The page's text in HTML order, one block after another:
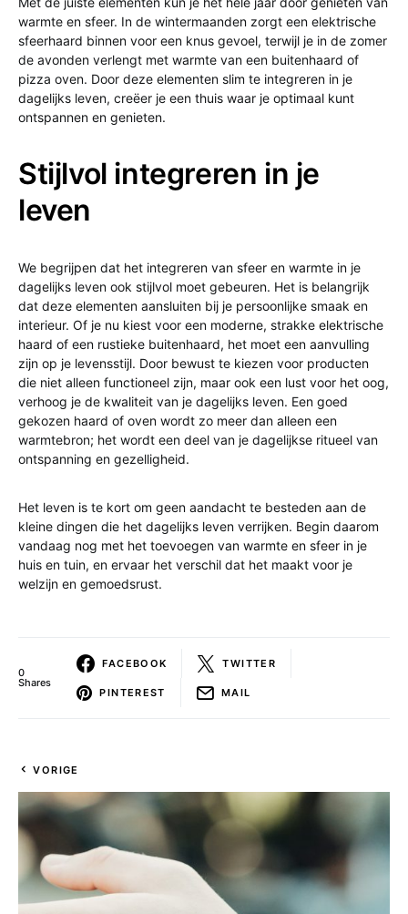
warmte en sfeer. In de wintermaanden zorgt een elektrische
sfeerhaard binnen voor een knus gevoel, terwijl je in de zomer
de avonden verlengt met warmte van een buitenhaard of
pizza oven. Door deze elementen slim te integreren in je
dagelijks leven, creëer je een thuis waar je optimaal kunt
ontspannen en genieten.
Stijlvol integreren in je
leven
We begrijpen dat het integreren van sfeer en warmte in je
dagelijks leven ook stijlvol moet gebeuren. Het is belangrijk
dat deze elementen aansluiten bij je persoonlijke smaak en
interieur. Of je nu kiest voor een moderne, strakke elektrische
haard of een rustieke buitenhaard, het moet een aanvulling
zijn op je levensstijl. Door bewust te kiezen voor producten
die niet alleen functioneel zijn, maar ook een lust voor het oog,
verhoog je de kwaliteit van je dagelijks leven. Een goed
gekozen haard of oven wordt zo meer dan alleen een
warmtebron; het wordt een deel van je dagelijkse ritueel van
ontspanning en gezelligheid.
Het leven is te kort om geen aandacht te besteden aan de
kleine dingen die het dagelijks leven verrijken. Begin daarom
vandaag nog met het toevoegen van warmte en sfeer in je
huis en tuin, en ervaar het verschil dat het maakt voor je
welzijn en gemoedsrust.
0
Shares
FACEBOOK TWITTER
PINTEREST MAIL
VORIGE